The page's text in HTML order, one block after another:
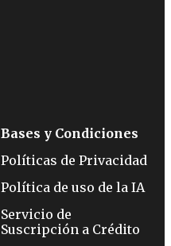
Bases y Condiciones
Políticas de Privacidad
Política de uso de la IA
Servicio de
Suscripción a Crédito